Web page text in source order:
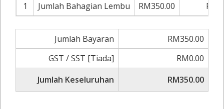
1
Jumlah Bahagian Lembu RM350.00
Jumlah Bayaran
RM350.00
GST / SST [Tiada]
RM0.00
Jumlah Keseluruhan
RM350.00